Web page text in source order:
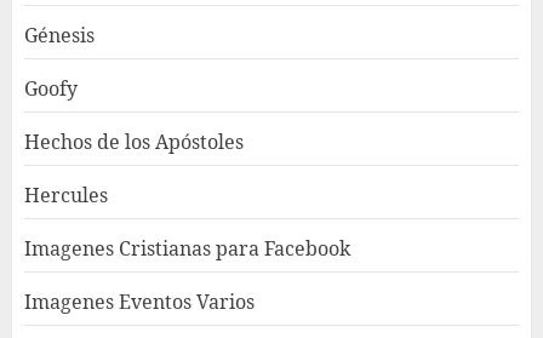
Génesis
Goofy
Hechos de los Apóstoles
Hercules
Imagenes Cristianas para Facebook
Imagenes Eventos Varios